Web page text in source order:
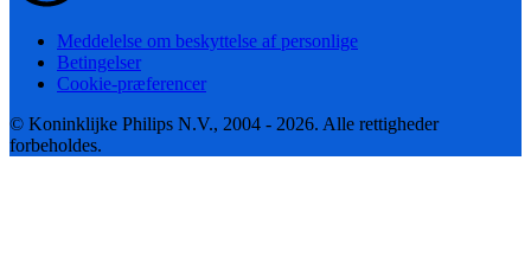
Meddelelse om beskyttelse af personlige
Betingelser
Cookie-præferencer
© Koninklijke Philips N.V., 2004 - 2026. Alle rettigheder
forbeholdes.